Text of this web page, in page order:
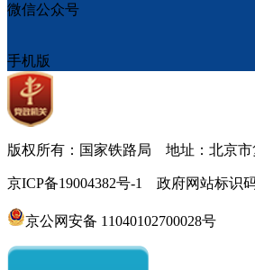
微信公众号
手机版
版权所有：国家铁路局 地址：北京市
京ICP备19004382号-1 政府网站标识
京公网安备 11040102700028号